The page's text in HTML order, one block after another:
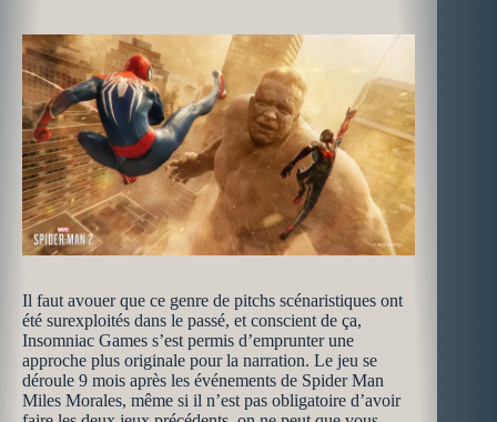
Il faut avouer que ce genre de pitchs scénaristiques ont
été surexploités dans le passé, et conscient de ça,
Insomniac Games s’est permis d’emprunter une
approche plus originale pour la narration. Le jeu se
déroule 9 mois après les événements de Spider Man
Miles Morales, même si il n’est pas obligatoire d’avoir